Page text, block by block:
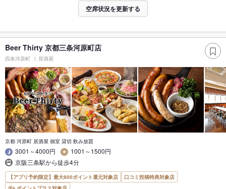
空席状況を更新する
Beer Thirty 京都三条河原町店
四条河原町 居酒屋
京都 河原町 居酒屋 個室 貸切 飲み放題
3001～4000円
1001～1500円
京阪三条駅から徒歩4分
【アプリ予約限定】最大800ポイント還元対象店
口コミ投稿特典対象店